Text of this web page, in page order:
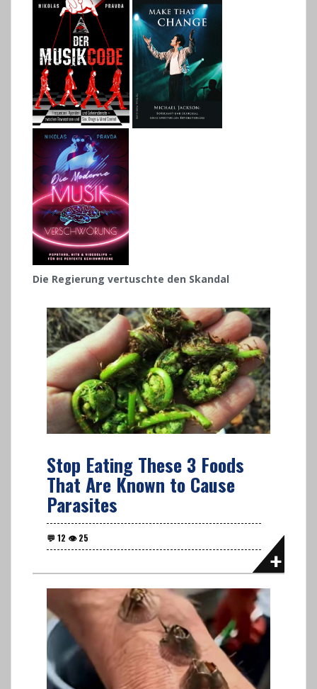
Die Regierung vertuschte den Skandal
Stop Eating These 3 Foods
That Are Known to Cause
Parasites